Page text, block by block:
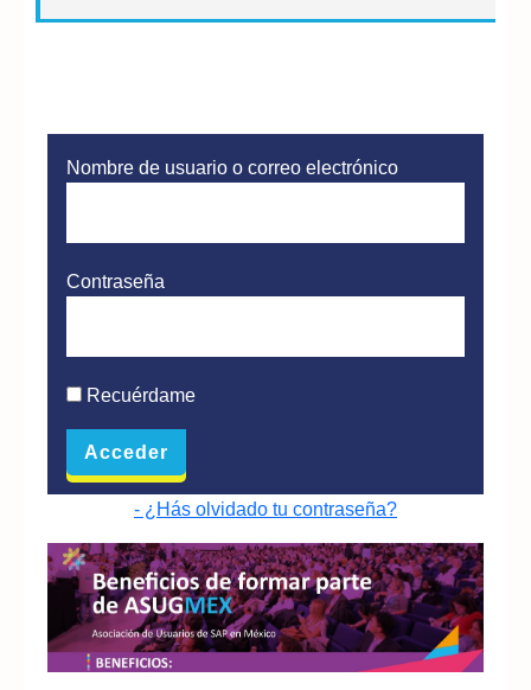
Nombre de usuario o correo electrónico
Contraseña
Recuérdame
- ¿Hás olvidado tu contraseña?